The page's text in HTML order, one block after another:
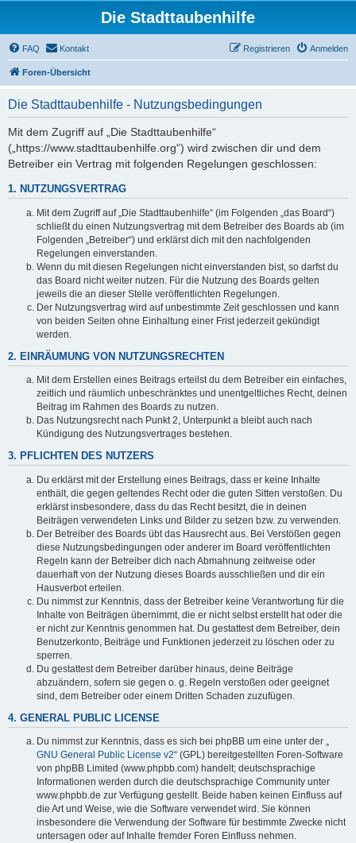
Die Stadttaubenhilfe
FAQ Kontakt Anmelden
Registrieren
Foren-Übersicht
Die Stadttaubenhilfe - Nutzungsbedingungen
Mit dem Zugriff auf „Die Stadttaubenhilfe“
(„https://www.stadttaubenhilfe.org“) wird zwischen dir und dem
Betreiber ein Vertrag mit folgenden Regelungen geschlossen:
1. NUTZUNGSVERTRAG
Mit dem Zugriff auf „Die Stadttaubenhilfe“ (im Folgenden „das Board“)
schließt du einen Nutzungsvertrag mit dem Betreiber des Boards ab (im
Folgenden „Betreiber“) und erklärst dich mit den nachfolgenden
Regelungen einverstanden.
Wenn du mit diesen Regelungen nicht einverstanden bist, so darfst du
das Board nicht weiter nutzen. Für die Nutzung des Boards gelten
jeweils die an dieser Stelle veröffentlichten Regelungen.
Der Nutzungsvertrag wird auf unbestimmte Zeit geschlossen und kann
von beiden Seiten ohne Einhaltung einer Frist jederzeit gekündigt
werden.
2. EINRÄUMUNG VON NUTZUNGSRECHTEN
Mit dem Erstellen eines Beitrags erteilst du dem Betreiber ein einfaches,
zeitlich und räumlich unbeschränktes und unentgeltliches Recht, deinen
Beitrag im Rahmen des Boards zu nutzen.
Das Nutzungsrecht nach Punkt 2, Unterpunkt a bleibt auch nach
Kündigung des Nutzungsvertrages bestehen.
3. PFLICHTEN DES NUTZERS
Du erklärst mit der Erstellung eines Beitrags, dass er keine Inhalte
enthält, die gegen geltendes Recht oder die guten Sitten verstoßen. Du
erklärst insbesondere, dass du das Recht besitzt, die in deinen
Beiträgen verwendeten Links und Bilder zu setzen bzw. zu verwenden.
Der Betreiber des Boards übt das Hausrecht aus. Bei Verstößen gegen
diese Nutzungsbedingungen oder anderer im Board veröffentlichten
Regeln kann der Betreiber dich nach Abmahnung zeitweise oder
dauerhaft von der Nutzung dieses Boards ausschließen und dir ein
Hausverbot erteilen.
Du nimmst zur Kenntnis, dass der Betreiber keine Verantwortung für die
Inhalte von Beiträgen übernimmt, die er nicht selbst erstellt hat oder die
er nicht zur Kenntnis genommen hat. Du gestattest dem Betreiber, dein
Benutzerkonto, Beiträge und Funktionen jederzeit zu löschen oder zu
sperren.
Du gestattest dem Betreiber darüber hinaus, deine Beiträge
abzuändern, sofern sie gegen o. g. Regeln verstoßen oder geeignet
sind, dem Betreiber oder einem Dritten Schaden zuzufügen.
4. GENERAL PUBLIC LICENSE
Du nimmst zur Kenntnis, dass es sich bei phpBB um eine unter der „
GNU General Public License v2“ (GPL) bereitgestellten Foren-Software
von phpBB Limited (www.phpbb.com) handelt; deutschsprachige
Informationen werden durch die deutschsprachige Community unter
www.phpbb.de zur Verfügung gestellt. Beide haben keinen Einfluss auf
die Art und Weise, wie die Software verwendet wird. Sie können
insbesondere die Verwendung der Software für bestimmte Zwecke nicht
untersagen oder auf Inhalte fremder Foren Einfluss nehmen.